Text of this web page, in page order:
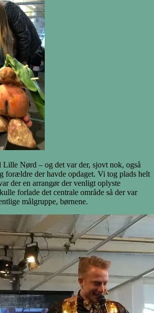
Nørd – og det var der, sjovt nok, også
forældre der havde opdaget. Vi tog plads helt
der en arrangør der venligt oplyste
forlade det centrale område så der var
målgruppe, børnene.